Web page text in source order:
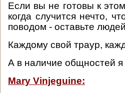
Если вы не готовы к
когда случится нечто,
поводом - оставьте
Каждому свой траур,
А в наличие общностей
Mary Vinjeguine: